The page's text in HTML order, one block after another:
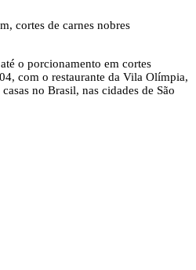
cortes de carnes nobres
o porcionamento em cortes
com o restaurante da Vila Olímpia,
no Brasil, nas cidades de São